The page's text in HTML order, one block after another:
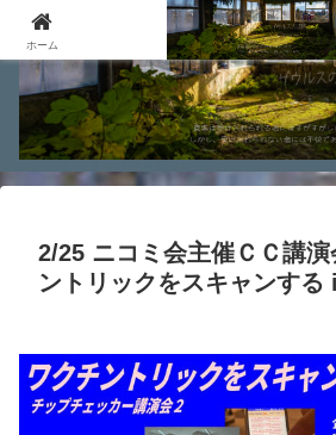
2/25 ニコミ会主催ＣＣ講
ントリックをスキャンする
ホーム